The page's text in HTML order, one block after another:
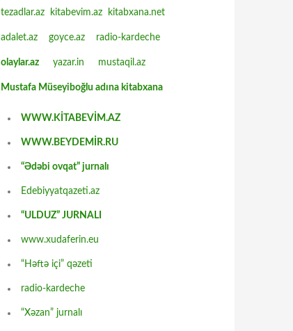
tezadlar.az kitabevim.az kitabxana.net
adalet.az goyce.az radio-kardeche
olaylar.az yazar.in mustaqil.az
Mustafa Müseyiboğlu adına kitabxana
WWW.KİTABEVİM.AZ
WWW.BEYDEMİR.RU
“Ədəbi ovqat” jurnalı
Edebiyyatqazeti.az
“ULDUZ” JURNALI
www.xudaferin.eu
“Həftə içi” qəzeti
radio-kardeche
“Xəzan” jurnalı